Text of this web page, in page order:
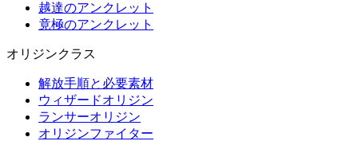
越達のアンクレット
竟極のアンクレット
オリジンクラス
解放手順と必要素材
ウィザードオリジン
ランサーオリジン
オリジンファイター